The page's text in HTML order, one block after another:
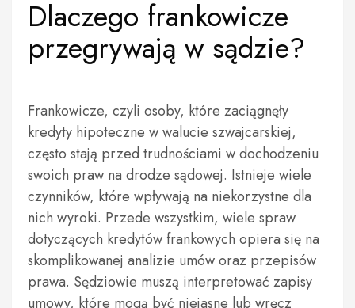
Dlaczego frankowicze
przegrywają w sądzie?
Frankowicze, czyli osoby, które zaciągnęły
kredyty hipoteczne w walucie szwajcarskiej,
często stają przed trudnościami w dochodzeniu
swoich praw na drodze sądowej. Istnieje wiele
czynników, które wpływają na niekorzystne dla
nich wyroki. Przede wszystkim, wiele spraw
dotyczących kredytów frankowych opiera się na
skomplikowanej analizie umów oraz przepisów
prawa. Sędziowie muszą interpretować zapisy
umowy, które mogą być niejasne lub wręcz